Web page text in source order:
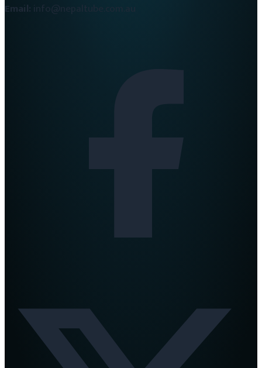
Email: